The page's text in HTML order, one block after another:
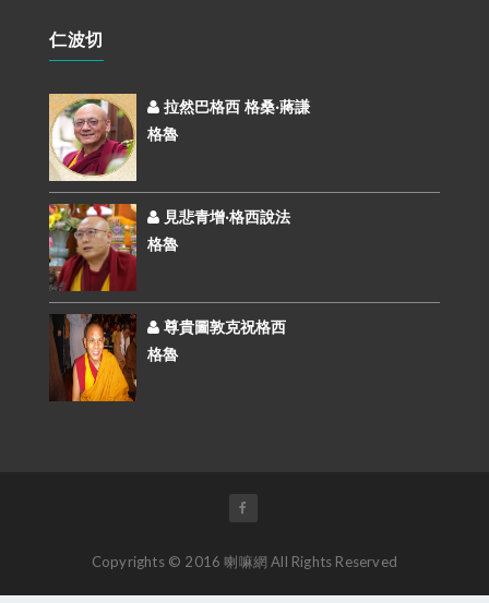
仁波切
拉然巴格西 格桑‧蔣謙
格魯
見悲青增‧格西說法
格魯
尊貴圖敦克祝格西
格魯
Copyrights © 2016 喇嘛網 All Rights Reserved